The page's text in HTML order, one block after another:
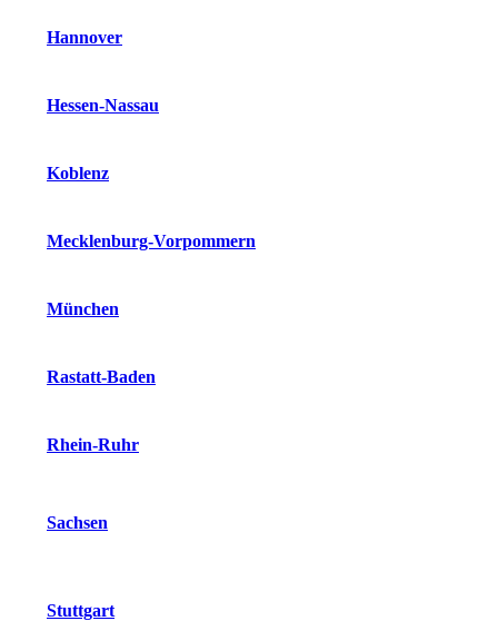
Hannover
Hessen-Nassau
Koblenz
Mecklenburg-Vorpommern
München
Rastatt-Baden
Rhein-Ruhr
Sachsen
Stuttgart